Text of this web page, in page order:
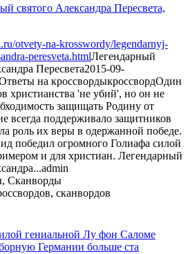
otvety-na-krosswordy/legendarnyj-
peresveta.htmlЛегендарный
Пересвета2015-09-
на кроссвордыкроссвордОдин
христианства 'не убий', но он не
защищать Родину от
всегда поддерживало защитников
роль их веры в одержанной победе.
победил огромного Голиафа силой
и для христиан. Легендарный
admin
Сканворды
гениальной Лу фон Саломе
Германии больше ста